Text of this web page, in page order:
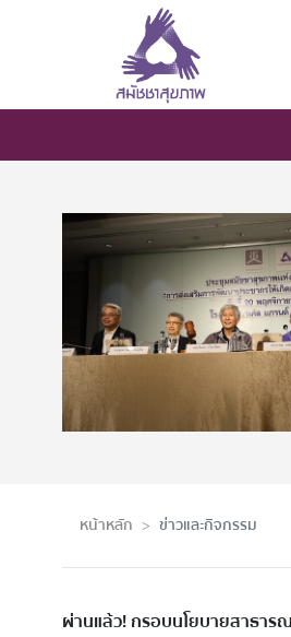
หน้าหลัก ข่าวและกิจกรรม
ผ่านแล้ว! กรอบนโยบายสาธาร